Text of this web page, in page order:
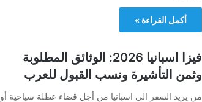
أكمل القراءة »
فيزا اسبانيا 2026: الوثائق المطلوبة
وثمن التأشيرة ونسب القبول للعرب
من يريد السفر الى اسبانيا من أجل قضاء عطلة سياحية أو